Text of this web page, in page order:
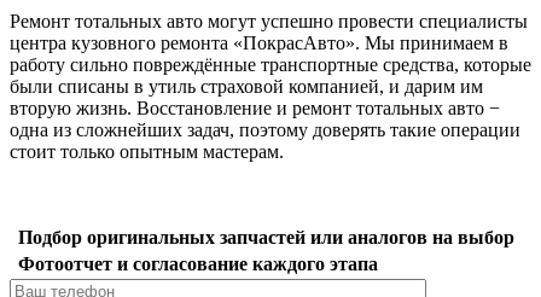
Ремонт тотальных авто могут успешно провести специалисты
центра кузовного ремонта «ПокрасАвто». Мы принимаем в
работу сильно повреждённые транспортные средства, которые
были списаны в утиль страховой компанией, и дарим им
вторую жизнь. Восстановление и ремонт тотальных авто −
одна из сложнейших задач, поэтому доверять такие операции
стоит только опытным мастерам.
Подбор оригинальных запчастей или аналогов на выбор
Фотоотчет и согласование каждого этапа